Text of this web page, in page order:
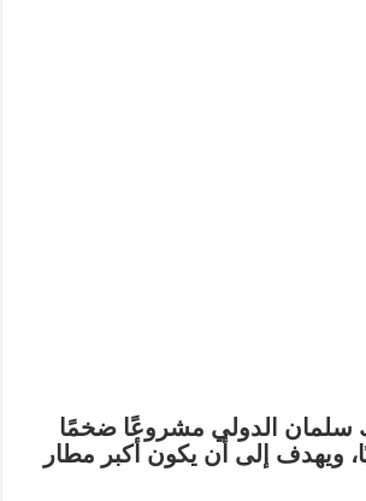
سلمان الدولي مشروعًا ضخمًا
ويهدف إلى أن يكون أكبر مطار